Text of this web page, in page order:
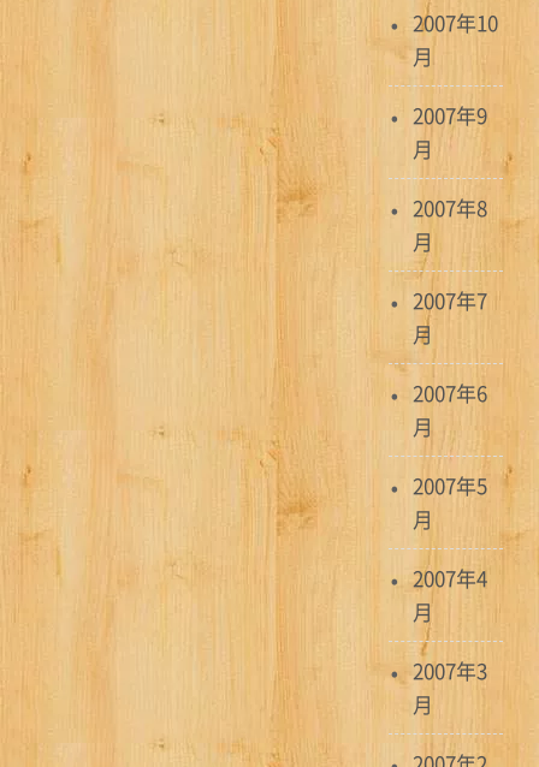
2007年10
月
2007年9
月
2007年8
月
2007年7
月
2007年6
月
2007年5
月
2007年4
月
2007年3
月